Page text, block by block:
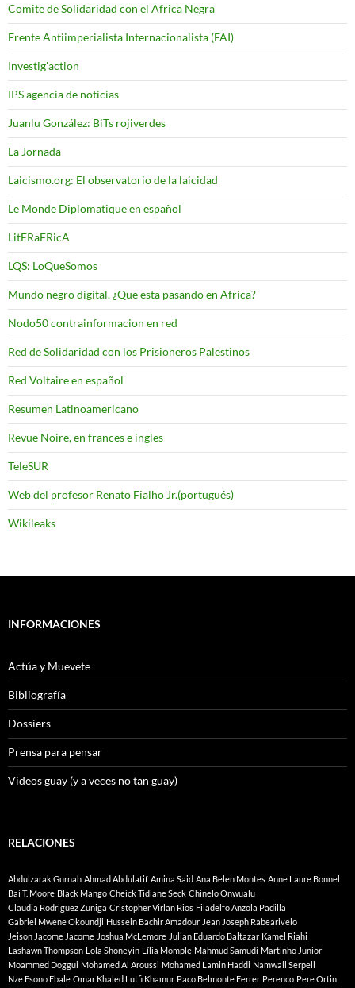
Comite de Solidaridad con el Africa Negra
Frente Antiimperialista Internacionalista (FAI)
Investig'action
IPS agencia de noticias
Juanlu González: BiTs rojiverdes
La Jornada
Laicismo.org: El observatorio de la laicidad
Le Monde Diplomatique en español
LitERaFRicA
LQS: LoQueSomos
Mundo negro digital. ¿Que esta pasando en Africa?
Nodo50 contrainformacion en red
Red de Solidaridad con los Prisioneros Palestinos
Red Voltaire en español
Resumen Latinoamericano
Revue Noire, en frances e ingles
TeleSUR
Web del profesor Renato Fialho Jr.(portugués)
Wikileaks
INFORMACIONES
Actúa y Muevete
Bibliografía
Dossiers
Prensa para pensar
Videos guay (y a veces no tan guay)
RELACIONES
Abdulzarak Gurnah Ahmad Abdulatif Amina Said Ana Belen Montes Anne Laure Bonnel
Bai T. Moore Black Mango Cheick Tidiane Seck Chinelo Onwualu
Claudia Rodriguez Zuñiga Cristopher Virlan Rios Filadelfo Anzola Padilla
Gabriel Mwene Okoundji Hussein Bachir Amadour Jean Joseph Rabearivelo
Jeison Jacome Jacome Joshua McLemore Julian Eduardo Baltazar Kamel Riahi
Lashawn Thompson Lola Shoneyin Lília Momple Mahmud Samudi Martinho Junior
Moammed Doggui Mohamed Al Aroussi Mohamed Lamin Haddi Namwall Serpell
Nze Esono Ebale Omar Khaled Lutfi Khamur Paco Belmonte Ferrer Perenco Pere Ortin